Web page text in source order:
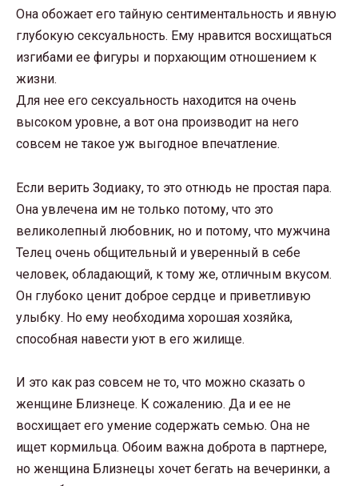
Она обожает его тайную сентиментальность и явную
глубокую сексуальность. Ему нравится восхищаться
изгибами ее фигуры и порхающим отношением к
жизни.
Для нее его сексуальность находится на очень
высоком уровне, а вот она производит на него
совсем не такое уж выгодное впечатление.
Если верить Зодиаку, то это отнюдь не простая пара.
Она увлечена им не только потому, что это
великолепный любовник, но и потому, что мужчина
Телец очень общительный и уверенный в себе
человек, обладающий, к тому же, отличным вкусом.
Он глубоко ценит доброе сердце и приветливую
улыбку. Но ему необходима хорошая хозяйка,
способная навести уют в его жилище.
И это как раз совсем не то, что можно сказать о
женщине Близнеце. К сожалению. Да и ее не
восхищает его умение содержать семью. Она не
ищет кормильца. Обоим важна доброта в партнере,
но женщина Близнецы хочет бегать на вечеринки, а